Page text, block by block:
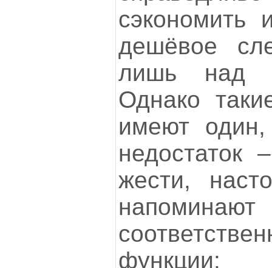
сэкономить
дешёвое
лишь над
Однако
имеют
недостаток
жести,